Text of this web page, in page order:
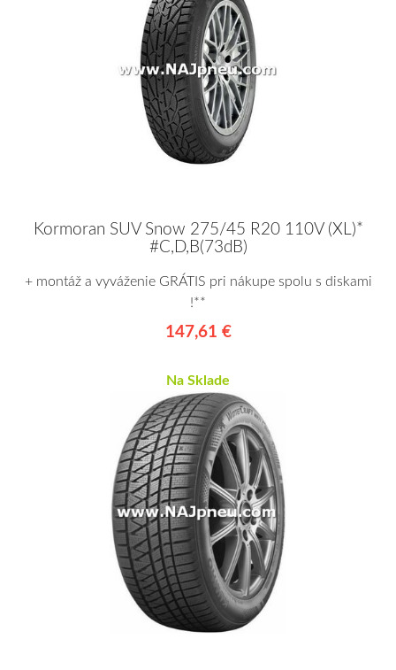
Kormoran SUV Snow 275/45 R20 110V (XL)*
#C,D,B(73dB)
+ montáž a vyváženie GRÁTIS pri nákupe spolu s diskami
!**
147,61 €
Na Sklade